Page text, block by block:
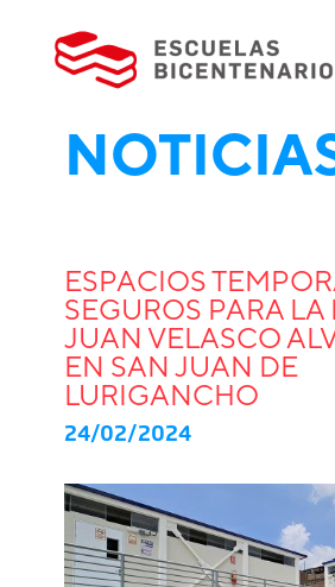
ESPACIOS
SEGUROS PARA LA
JUAN VELASCO
EN SAN JUAN DE
LURIGANCHO
24/02/2024